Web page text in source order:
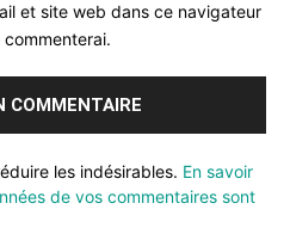
et site web dans ce navigateur
les indésirables. En savoir
de vos commentaires sont